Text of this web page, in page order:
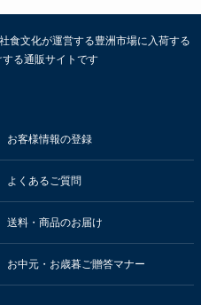
食文化が運営する豊洲市場に入荷する
る通販サイトです
お客様情報の登録
よくあるご質問
送料・商品のお届け
お中元・お歳暮ご贈答マナー